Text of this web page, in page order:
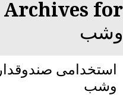
وشب
استخدامی
وشب